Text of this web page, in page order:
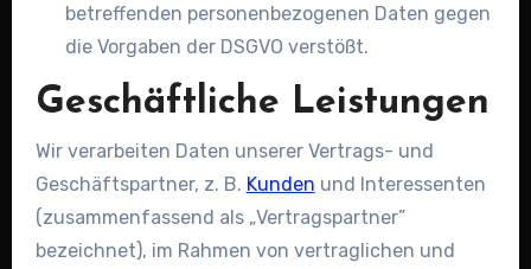
betreffenden personenbezogenen Daten gegen
die Vorgaben der DSGVO verstößt.
Geschäftliche Leistungen
Wir verarbeiten Daten unserer Vertrags- und
Geschäftspartner, z. B. Kunden und Interessenten
(zusammenfassend als „Vertragspartner”
bezeichnet), im Rahmen von vertraglichen und